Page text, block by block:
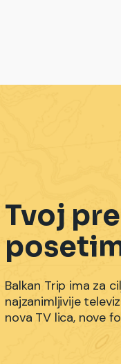
Tvoj
Balkan Trip ima za
najzanimljivije
nova TV lica, nove